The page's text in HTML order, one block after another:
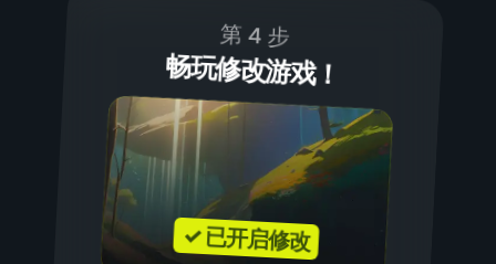
第 4 步
畅玩修改游戏！
✓ 已开启修改